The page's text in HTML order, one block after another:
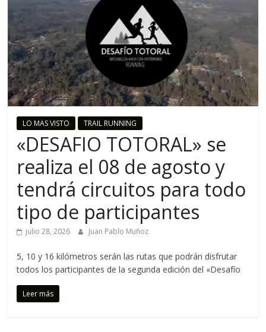
o
R
u
n
n
n
g
LO MAS VISTO TRAIL RUNNING
«DESAFIO TOTORAL» se
realiza el 08 de agosto y
tendrá circuitos para todo
tipo de participantes
julio 28, 2026 Juan Pablo Muñoz
5, 10 y 16 kilómetros serán las rutas que podrán disfrutar
todos los participantes de la segunda edición del «Desafío
Leer más